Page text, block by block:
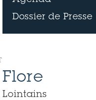
Dossier de Presse
Flore
Lointains